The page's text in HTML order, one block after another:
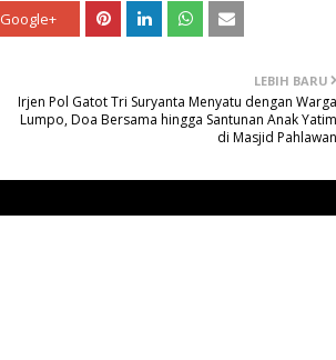
Google+
LEBIH BARU
Irjen Pol Gatot Tri Suryanta Menyatu dengan Warga
Lumpo, Doa Bersama hingga Santunan Anak Yatim
di Masjid Pahlawan